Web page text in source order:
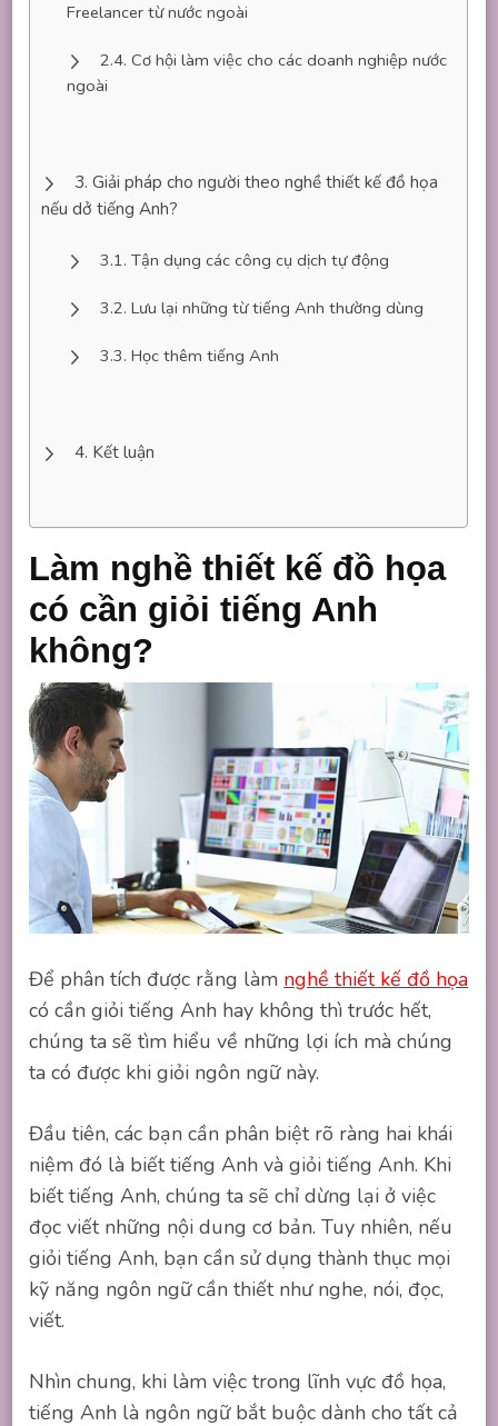
Freelancer từ nước ngoài
Cơ hội làm việc cho các doanh nghiệp nước
ngoài
Giải pháp cho người theo nghề thiết kế đồ họa
nếu dở tiếng Anh?
Tận dụng các công cụ dịch tự động
Lưu lại những từ tiếng Anh thường dùng
Học thêm tiếng Anh
Kết luận
Làm nghề thiết kế đồ họa
có cần giỏi tiếng Anh
không?
Để phân tích được rằng làm nghề thiết kế đồ họa
có cần giỏi tiếng Anh hay không thì trước hết,
chúng ta sẽ tìm hiểu về những lợi ích mà chúng
ta có được khi giỏi ngôn ngữ này.
Đầu tiên, các bạn cần phân biệt rõ ràng hai khái
niệm đó là biết tiếng Anh và giỏi tiếng Anh. Khi
biết tiếng Anh, chúng ta sẽ chỉ dừng lại ở việc
đọc viết những nội dung cơ bản. Tuy nhiên, nếu
giỏi tiếng Anh, bạn cần sử dụng thành thục mọi
kỹ năng ngôn ngữ cần thiết như nghe, nói, đọc,
viết.
Nhìn chung, khi làm việc trong lĩnh vực đồ họa,
tiếng Anh là ngôn ngữ bắt buộc dành cho tất cả